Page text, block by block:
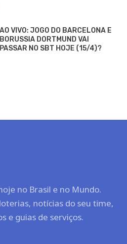
AO VIVO: JOGO DO BARCELONA E
BORUSSIA DORTMUND VAI
PASSAR NO SBT HOJE (15/4)?
no Brasil e no Mundo.
notícias do seu time,
e guias de serviços.